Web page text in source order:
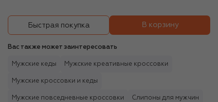
Быстрая покупка В корзину
Вас также может заинтересовать
Мужские кеды Мужские креативные кроссовки
Мужские кроссовки и кеды
Мужские повседневные кроссовки Слипоны для мужчин